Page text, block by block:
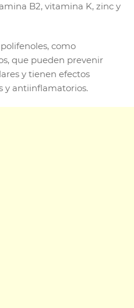
B2, vitamina K, zinc y
como
que pueden prevenir
y tienen efectos
y antiinflamatorios.